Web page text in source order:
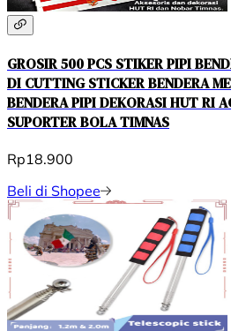
GROSIR 500 PCS STIKER PIPI
DI CUTTING STICKER BENDERA
BENDERA PIPI DEKORASI HUT RI
SUPORTER BOLA TIMNAS
Rp18.900
Beli di Shopee